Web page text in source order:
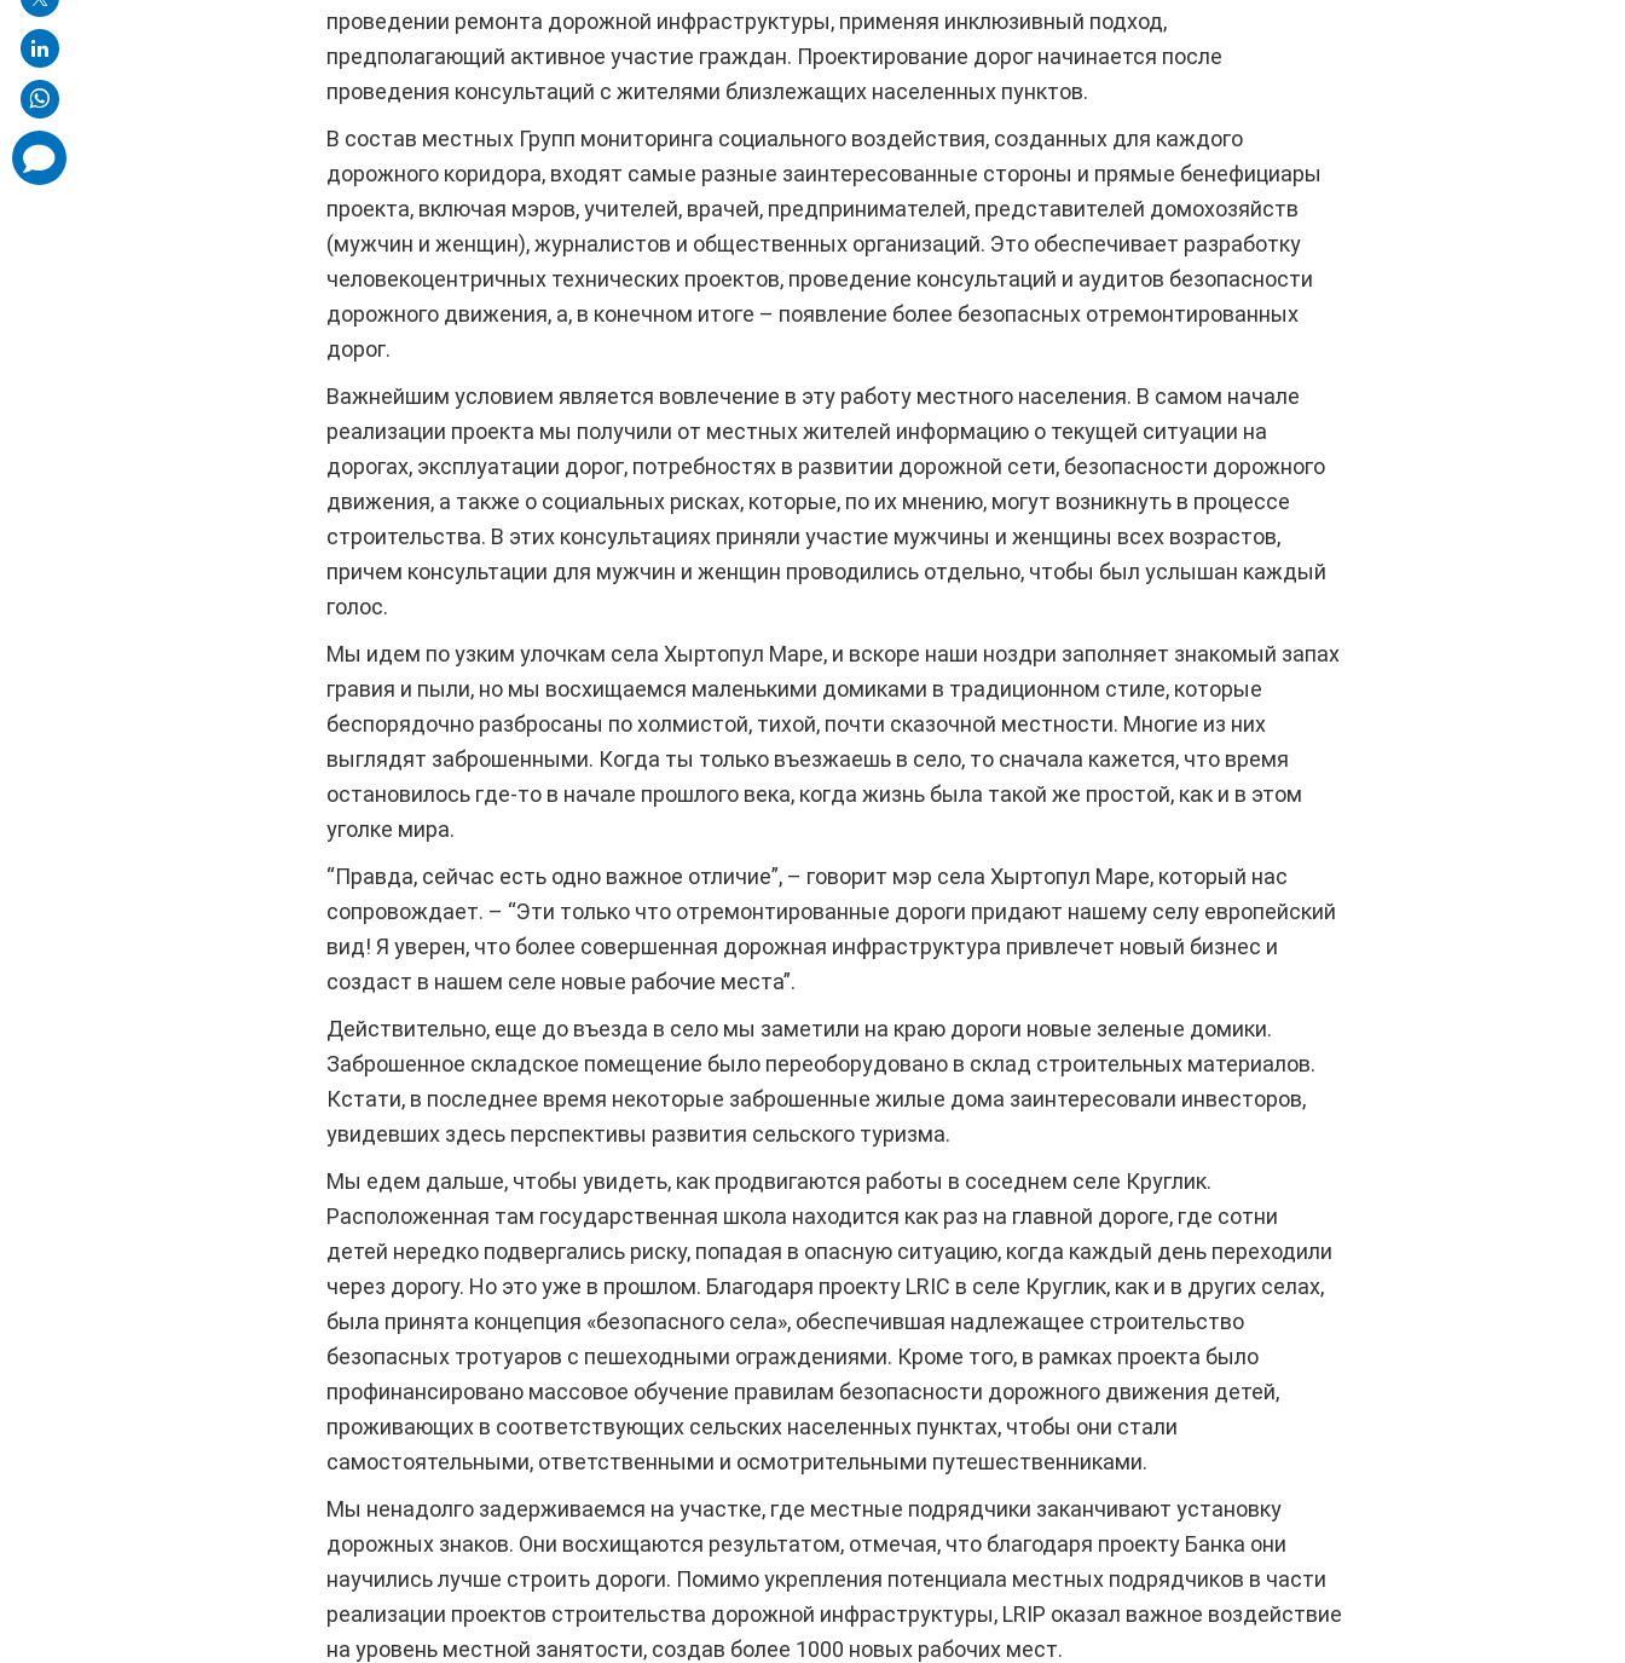
проведении ремонта дорожной инфраструктуры, применяя инклюзивный подход,
предполагающий активное участие граждан. Проектирование дорог начинается после
проведения консультаций с жителями близлежащих населенных пунктов.
В состав местных Групп мониторинга социального воздействия, созданных для каждого
дорожного коридора, входят самые разные заинтересованные стороны и прямые бенефициары
проекта, включая мэров, учителей, врачей, предпринимателей, представителей домохозяйств
(мужчин и женщин), журналистов и общественных организаций. Это обеспечивает разработку
человекоцентричных технических проектов, проведение консультаций и аудитов безопасности
дорожного движения, а, в конечном итоге – появление более безопасных отремонтированных
дорог.
Важнейшим условием является вовлечение в эту работу местного населения. В самом начале
реализации проекта мы получили от местных жителей информацию о текущей ситуации на
дорогах, эксплуатации дорог, потребностях в развитии дорожной сети, безопасности дорожного
движения, а также о социальных рисках, которые, по их мнению, могут возникнуть в процессе
строительства. В этих консультациях приняли участие мужчины и женщины всех возрастов,
причем консультации для мужчин и женщин проводились отдельно, чтобы был услышан каждый
голос.
Мы идем по узким улочкам села Хыртопул Маре, и вскоре наши ноздри заполняет знакомый запах
гравия и пыли, но мы восхищаемся маленькими домиками в традиционном стиле, которые
беспорядочно разбросаны по холмистой, тихой, почти сказочной местности. Многие из них
выглядят заброшенными. Когда ты только въезжаешь в село, то сначала кажется, что время
остановилось где-то в начале прошлого века, когда жизнь была такой же простой, как и в этом
уголке мира.
“Правда, сейчас есть одно важное отличие”, – говорит мэр села Хыртопул Маре, который нас
сопровождает. – “Эти только что отремонтированные дороги придают нашему селу европейский
вид! Я уверен, что более совершенная дорожная инфраструктура привлечет новый бизнес и
создаст в нашем селе новые рабочие места”.
Действительно, еще до въезда в село мы заметили на краю дороги новые зеленые домики.
Заброшенное складское помещение было переоборудовано в склад строительных материалов.
Кстати, в последнее время некоторые заброшенные жилые дома заинтересовали инвесторов,
увидевших здесь перспективы развития сельского туризма.
Мы едем дальше, чтобы увидеть, как продвигаются работы в соседнем селе Круглик.
Расположенная там государственная школа находится как раз на главной дороге, где сотни
детей нередко подвергались риску, попадая в опасную ситуацию, когда каждый день переходили
через дорогу. Но это уже в прошлом. Благодаря проекту LRIC в селе Круглик, как и в других селах,
была принята концепция «безопасного села», обеспечившая надлежащее строительство
безопасных тротуаров с пешеходными ограждениями. Кроме того, в рамках проекта было
профинансировано массовое обучение правилам безопасности дорожного движения детей,
проживающих в соответствующих сельских населенных пунктах, чтобы они стали
самостоятельными, ответственными и осмотрительными путешественниками.
Мы ненадолго задерживаемся на участке, где местные подрядчики заканчивают установку
дорожных знаков. Они восхищаются результатом, отмечая, что благодаря проекту Банка они
научились лучше строить дороги. Помимо укрепления потенциала местных подрядчиков в части
реализации проектов строительства дорожной инфраструктуры, LRIP оказал важное воздействие
на уровень местной занятости, создав более 1000 новых рабочих мест.
comments
added